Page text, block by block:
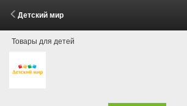
Детский мир
Товары для детей